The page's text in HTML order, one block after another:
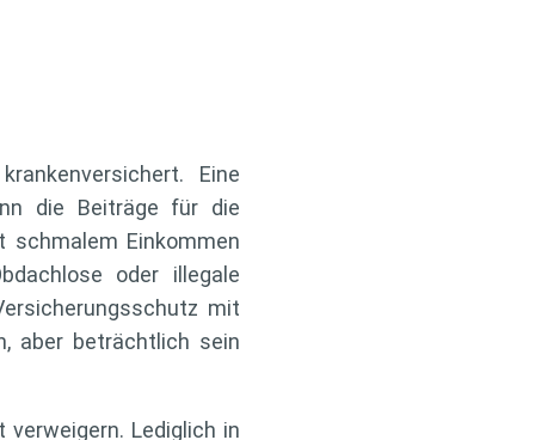
Eine
die Beiträge für die
Einkommen
oder illegale
mit
aber beträchtlich sein
Lediglich in